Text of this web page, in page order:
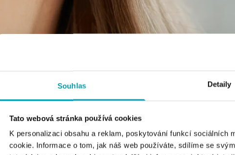
Souhlas Detaily
Tato webová stránka používá cookies
K personalizaci obsahu a reklam, poskytování funkcí sociálních
cookie. Informace o tom, jak náš web používáte, sdílíme se